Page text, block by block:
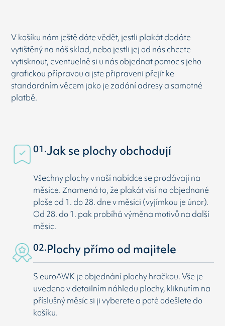
V košíku nám ještě dáte vědět, jestli plakát dodáte
vytištěný na náš sklad, nebo jestli jej od nás chcete
vytisknout, eventuelně si u nás objednat pomoc s jeho
grafickou přípravou a jste připraveni přejít ke
standardním věcem jako je zadání adresy a samotné
platbě.
01.Jak se plochy obchodují
Všechny plochy v naší nabídce se prodávají na
měsíce. Znamená to, že plakát visí na objednané
ploše od 1. do 28. dne v měsíci (vyjímkou je únor).
Od 28. do 1. pak probíhá výměna motivů na další
měsic.
02.Plochy přímo od majitele
S euroAWK je objednání plochy hračkou. Vše je
uvedeno v detailním náhledu plochy, kliknutím na
příslušný měsíc si ji vyberete a poté odešlete do
košíku.